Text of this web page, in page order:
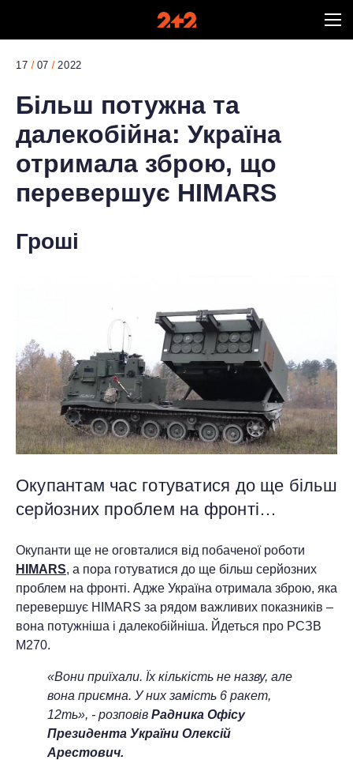
17 07 2022
Більш потужна та
далекобійна: Україна
отримала зброю, що
перевершує HIMARS
Гроші
Окупантам час готуватися до ще більш
серйозних проблем на фронті…
Окупанти ще не оговталися від побаченої роботи
HIMARS, а пора готуватися до ще більш серйозних
проблем на фронті. Адже Україна отримала зброю, яка
перевершує HIMARS за рядом важливих показників –
вона потужніша і далекобійніша. Йдеться про РСЗВ
М270.
«Вони приїхали. Їх кількість не назву, але
вона приємна. У них замість 6 ракет,
12ть», - розповів Радника Офісу
Президента України Олексій
Арестович.